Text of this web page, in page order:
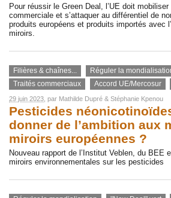
Pour réussir le Green Deal, l’UE doit
commerciale et s’attaquer au différentiel de
produits européens et produits importés avec
miroirs.
Filières & chaînes... Réguler la
Traités commerciaux
Accord UE/Mercosur
29 juin 2023 , par Mathilde Dupré & Stéphanie Kpenou
Pesticides
donner de l’ambition aux
miroirs européennes ?
Nouveau rapport de l’Institut Veblen, du BEE
miroirs environnementales sur les pesticides